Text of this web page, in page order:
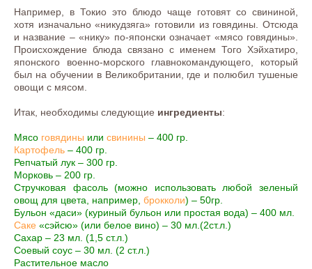
Например, в Токио это блюдо чаще готовят со свининой,
хотя изначально «никудзяга» готовили из говядины. Отсюда
и название – «нику» по-японски означает «мясо говядины».
Происхождение блюда связано с именем Того Хэйхатиро,
японского военно-морского главнокомандующего, который
был на обучении в Великобритании, где и полюбил тушеные
овощи с мясом.
Итак, необходимы следующие ингредиенты:
Мясо говядины или свинины – 400 гр.
Картофель – 400 гр.
Репчатый лук – 300 гр.
Морковь – 200 гр.
Стручковая фасоль (можно использовать любой зеленый
овощ для цвета, например, брокколи) – 50гр.
Бульон «даси» (куриный бульон или простая вода) – 400 мл.
Саке «сэйсю» (или белое вино) – 30 мл.(2ст.л.)
Сахар – 23 мл. (1,5 ст.л.)
Соевый соус – 30 мл. (2 ст.л.)
Растительное масло